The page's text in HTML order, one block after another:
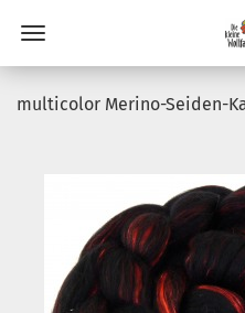
multicolor Merino-Seiden-